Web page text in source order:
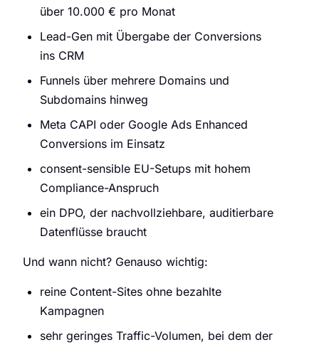
über 10.000 € pro Monat
Lead-Gen mit Übergabe der Conversions
ins CRM
Funnels über mehrere Domains und
Subdomains hinweg
Meta CAPI oder Google Ads Enhanced
Conversions im Einsatz
consent-sensible EU-Setups mit hohem
Compliance-Anspruch
ein DPO, der nachvollziehbare, auditierbare
Datenflüsse braucht
Und wann nicht? Genauso wichtig:
reine Content-Sites ohne bezahlte
Kampagnen
sehr geringes Traffic-Volumen, bei dem der